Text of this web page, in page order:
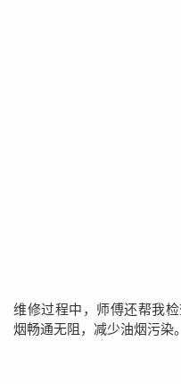
维修过程中，师傅还帮我
烟畅通无阻，减少油烟污染。